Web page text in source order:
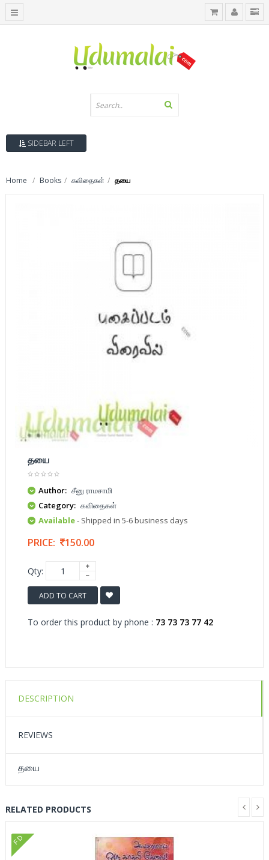
SIDEBAR LEFT
Home Books கவிதைகள் தயை
தயை
Author: சீனு ராமசாமி
Category: கவிதைகள்
Available- Shipped in 5-6 business days
PRICE: 150.00
Qty:
ADD TO CART
To order this product by phone : 73 73 73 77 42
DESCRIPTION
REVIEWS
தயை
RELATED PRODUCTS
FD